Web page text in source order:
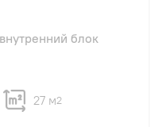
блок
27 м2